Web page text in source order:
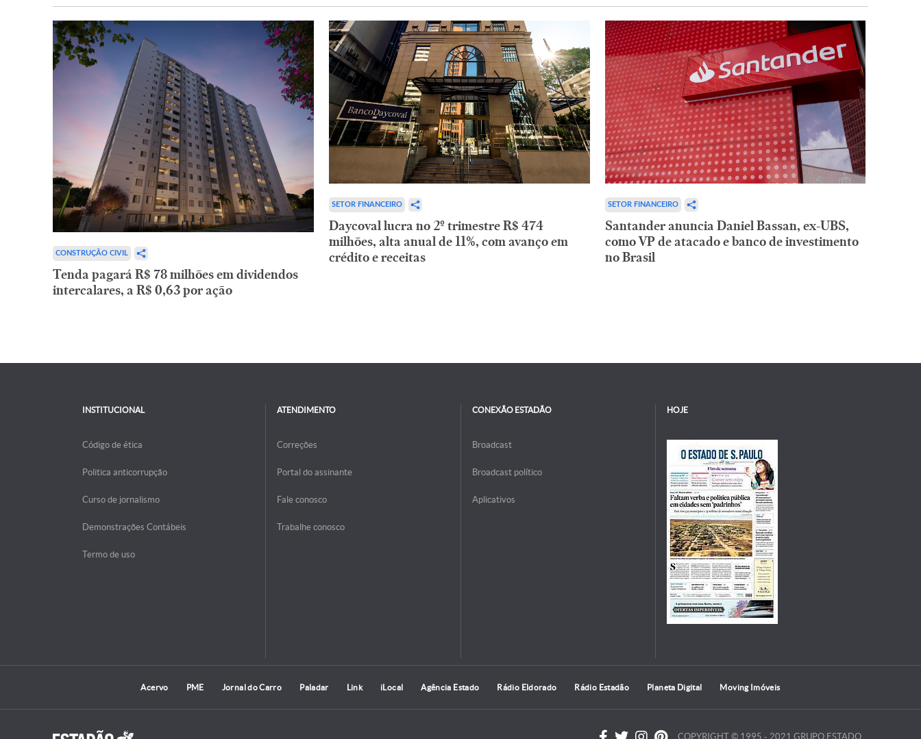
CONSTRUÇÃO CIVIL
Tenda pagará R$ 78 milhões em dividendos
intercalares, a R$ 0,63 por ação
SETOR FINANCEIRO
Daycoval lucra no 2º trimestre R$ 474
milhões, alta anual de 11%, com avanço em
crédito e receitas
SETOR FINANCEIRO
Santander anuncia Daniel Bassan, ex-UBS,
como VP de atacado e banco de investimento
no Brasil
INSTITUCIONAL
Código de ética
Politica anticorrupção
Curso de jornalismo
Demonstrações Contábeis
Termo de uso
ATENDIMENTO
Correções
Portal do assinante
Fale conosco
Trabalhe conosco
CONEXÃO ESTADÃO
Broadcast
Broadcast político
Aplicativos
HOJE
Acervo PME Jornal do Carro Paladar Link iLocal Agência Estado Rádio Eldorado Rádio Estadão Planeta Digital Moving Imóveis
COPYRIGHT © 1995 - 2021 GRUPO ESTADO